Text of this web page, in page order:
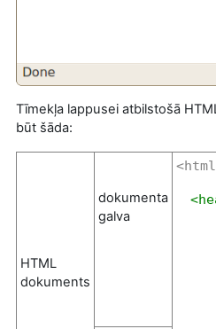
Tīmekļa lappusei atbilstošā
būt šāda:
HTML
dokuments
dokumenta
galva